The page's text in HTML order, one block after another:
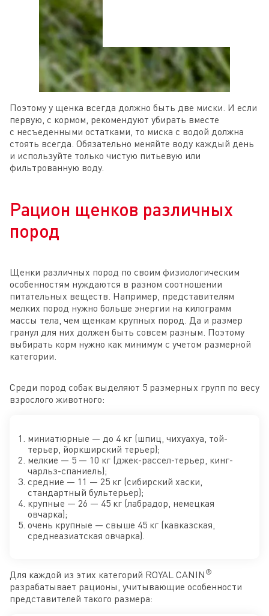
Поэтому у щенка всегда должно быть две миски. И если
первую, с кормом, рекомендуют убирать вместе
с несъеденными остатками, то миска с водой должна
стоять всегда. Обязательно меняйте воду каждый день
и используйте только чистую питьевую или
фильтрованную воду.
Рацион щенков различных
пород
Щенки различных пород по своим физиологическим
особенностям нуждаются в разном соотношении
питательных веществ. Например, представителям
мелких пород нужно больше энергии на килограмм
массы тела, чем щенкам крупных пород. Да и размер
гранул для них должен быть совсем разным. Поэтому
выбирать корм нужно как минимум с учетом размерной
категории.
Среди пород собак выделяют 5 размерных групп по весу
взрослого животного:
миниатюрные — до 4 кг (шпиц, чихуахуа, той-
терьер, йоркширский терьер);
мелкие — 5 — 10 кг (джек-рассел-терьер, кинг-
чарльз-спаниель);
средние — 11 — 25 кг (сибирский хаски,
стандартный бультерьер);
крупные — 26 — 45 кг (лабрадор, немецкая
овчарка);
очень крупные — свыше 45 кг (кавказская,
среднеазиатская овчарка).
Для каждой из этих категорий ROYAL CANIN ®
разрабатывает рационы, учитывающие особенности
представителей такого размера: